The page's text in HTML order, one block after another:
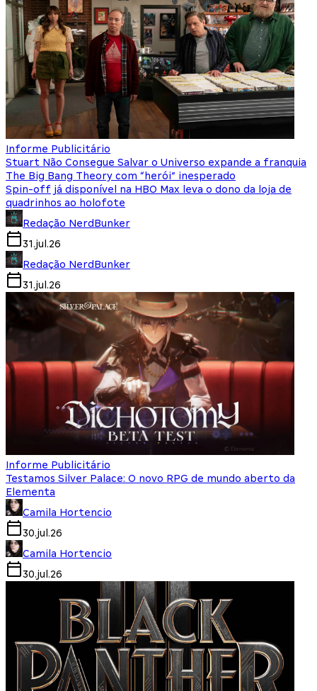
Informe Publicitário
Stuart Não Consegue Salvar o Universo expande a franquia
The Big Bang Theory com “herói” inesperado
Spin-off já disponível na HBO Max leva o dono da loja de
quadrinhos ao holofote
Redação NerdBunker
31.jul.26
Redação NerdBunker
31.jul.26
Informe Publicitário
Testamos Silver Palace: O novo RPG de mundo aberto da
Elementa
Camila Hortencio
30.jul.26
Camila Hortencio
30.jul.26